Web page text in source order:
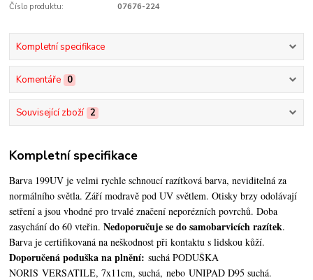
Číslo produktu: 07676-224
Kompletní specifikace
Komentáře 0
Související zboží 2
Kompletní specifikace
Barva 199UV je velmi rychle schnoucí razítková barva, neviditelná za
normálního světla. Září modravě pod UV světlem. Otisky brzy odolávají
setření a jsou vhodné pro trvalé značení neporézních povrchů. Doba
zasychání do 60 vteřin.Nedoporučuje se do samobarvicích razítek.
Barva je certifikovaná na neškodnost při kontaktu s lidskou kůží.
Doporučená poduška na plnění: suchá PODUŠKA
NORIS VERSATILE, 7x11cm, suchá, nebo UNIPAD D95 suchá.